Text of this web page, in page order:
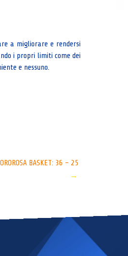
a migliorare e rendersi
i propri limiti come dei
e nessuno.
BASKET: 36 – 25
→